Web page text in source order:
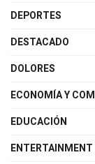
DEPORTES
DESTACADO
DOLORES
ECONOMÍA Y
EDUCACIÓN
ENTERTAINMENT